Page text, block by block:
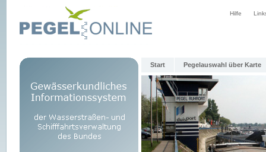
Hilfe
Start Pegelauswahl über Karte